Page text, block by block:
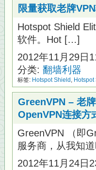
限量获取老牌
Hotspot Shield
软件。Hot […]
2012年11月29日
分类: 翻墙利器
标签: Hotspot Shield , Hotspot
GreenVPN – 老
OpenVPN连接方
GreenVPN （即
服务商，从我知
2012年11月24日